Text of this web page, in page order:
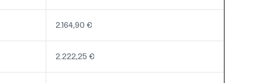
2.164,90 €
2.222,25 €